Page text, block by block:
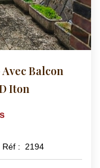
Avec Balcon
Iton
Réf : 2194